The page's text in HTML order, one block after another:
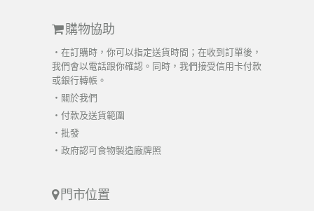
購物協助
・在訂購時，你可以指定送貨時間；在收到訂單後，
我們會以電話跟你確認。同時，我們接受信用卡付款
或銀行轉帳。
・ 關於我們
・ 付款及送貨範圍
・ 批發
・ 政府認可食物製造廠牌照
門市位置